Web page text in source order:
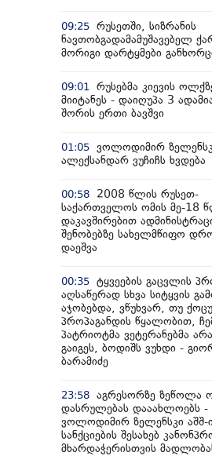
09:25 რუსეთში, სიზრანის
ნავთობგადამამუშავებელ
მორიგი დარტყმები
09:01
რუსებმა კიევის
მიიტანეს - დაიღუპა 3
შორის ერთი ბავშვი
01:05 ვოლოდიმირ
ალექსანდარ ვუჩიჩს ხვდება
00:58
2008 წლის რუსეთ-
საქართველოს ომის მე-18
დაკავშირებით
შენობებზე სახელმწიფო
დაეშვა
00:35 ტყვეების გაცვლის
აღსაწერად სხვა სიტყვის
აჯობებდა, ვწუხვარ, თუ
პროპაგანდის წყალობით,
პატრიოტმა ვეტერანებმა
გაიგეს, ბოდიშს ვუხდი -
ბარამიძე
23:58 აგრესორზე ზეწოლა
დასრულებას დააახლოებს -
ვოლოდიმირ ზელენსკი აშშ-
სანქციების შესახებ
მხარდაჭერისთვის